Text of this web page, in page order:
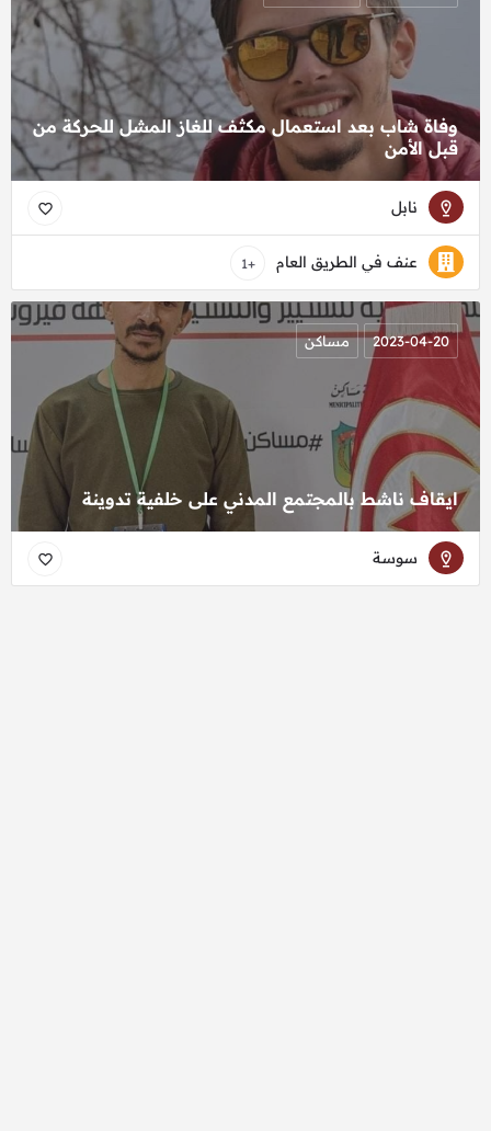
وفاة شاب بعد استعمال مكثف للغاز المشل للحركة من
قبل الأمن
نابل
عنف في الطريق العام +1
ايقاف ناشط بالمجتمع المدني على خلفية تدوينة
2023-04-20 مساكن
سوسة